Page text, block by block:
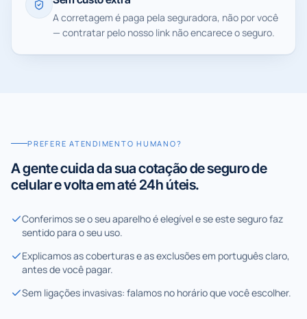
A corretagem é paga pela seguradora, não por você
— contratar pelo nosso link não encarece o seguro.
PREFERE ATENDIMENTO HUMANO?
A gente cuida da sua cotação de seguro de
celular e volta em até 24h úteis.
Conferimos se o seu aparelho é elegível e se este seguro faz
sentido para o seu uso.
Explicamos as coberturas e as exclusões em português claro,
antes de você pagar.
Sem ligações invasivas: falamos no horário que você escolher.